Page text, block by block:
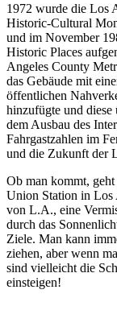
1972 wurde die Los
Historic-Cultural
und im November
Historic Places
Angeles County
das Gebäude mit
öffentlichen
hinzufügte und
dem Ausbau des
Fahrgastzahlen im
und die Zukunft der
Ob man kommt,
Union Station in Los
von L.A., eine
durch das
Ziele. Man kann
ziehen, aber wenn
sind vielleicht die
einsteigen!